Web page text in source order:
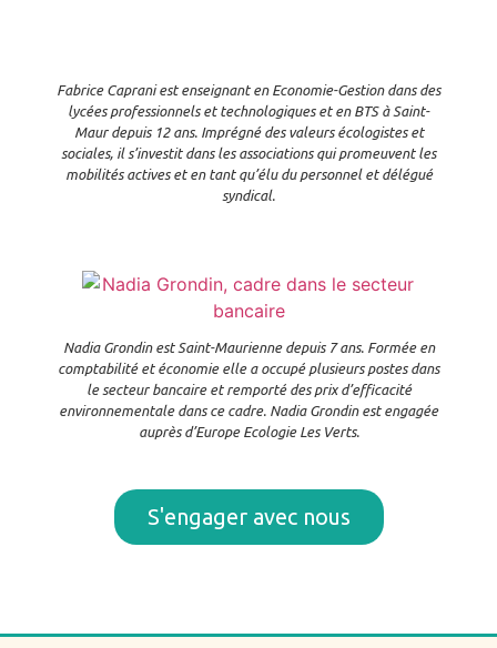
Fabrice Caprani est enseignant en Economie-Gestion dans des
lycées professionnels et technologiques et en BTS à Saint-
Maur depuis 12 ans. Imprégné des valeurs écologistes et
sociales, il s’investit dans les associations qui promeuvent les
mobilités actives et en tant qu’élu du personnel et délégué
syndical.
Nadia Grondin est Saint-Maurienne depuis 7 ans. Formée en
comptabilité et économie elle a occupé plusieurs postes dans
le secteur bancaire et remporté des prix d’efficacité
environnementale dans ce cadre. Nadia Grondin est engagée
auprès d’Europe Ecologie Les Verts.
S'engager avec nous